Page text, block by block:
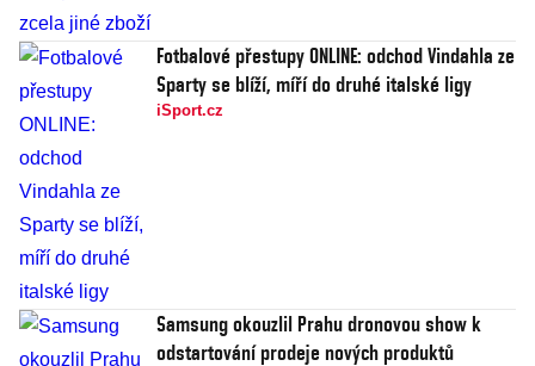
Fotbalové přestupy ONLINE: odchod Vindahla ze
Sparty se blíží, míří do druhé italské ligy
iSport.cz
Samsung okouzlil Prahu dronovou show k
odstartování prodeje nových produktů